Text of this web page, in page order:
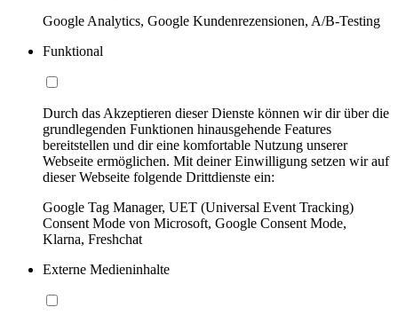
Google Analytics, Google Kundenrezensionen, A/B-Testing
Funktional
Durch das Akzeptieren dieser Dienste können wir dir über die
grundlegenden Funktionen hinausgehende Features
bereitstellen und dir eine komfortable Nutzung unserer
Webseite ermöglichen. Mit deiner Einwilligung setzen wir auf
dieser Webseite folgende Drittdienste ein:
Google Tag Manager, UET (Universal Event Tracking)
Consent Mode von Microsoft, Google Consent Mode,
Klarna, Freshchat
Externe Medieninhalte